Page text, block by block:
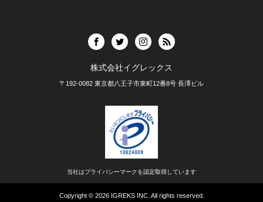
株式会社イグレックス
〒192-0082 東京都八王子市東町12番8号 長澤ビル
当社はプライバシーマークを認定取得しています
Copyright © 2026 IGREKS INC. All rights reserved.